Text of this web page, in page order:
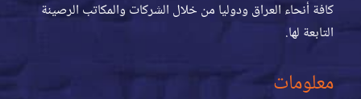
كافة أنحاء العراق ودوليا من خلال الشركات والمكاتب الرصينة
التابعة لها.
معلومات